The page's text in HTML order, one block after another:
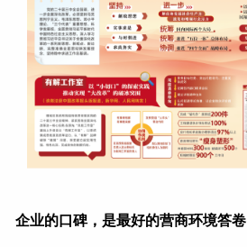
企业的口碑，是最好的营商环境答卷